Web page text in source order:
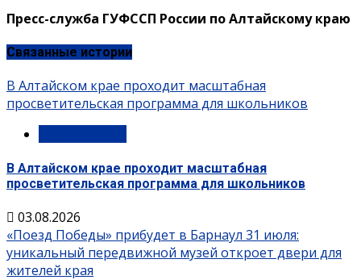
Пресс-служба ГУФССП России по Алтайскому краю
Связанные истории
В Алтайском крае проходит масштабная
просветительская программа для школьников
В Алтайском крае проходит масштабная
просветительская программа для школьников
03.08.2026
«Поезд Победы» прибудет в Барнаул 31 июля:
уникальный передвижной музей откроет двери для
жителей края